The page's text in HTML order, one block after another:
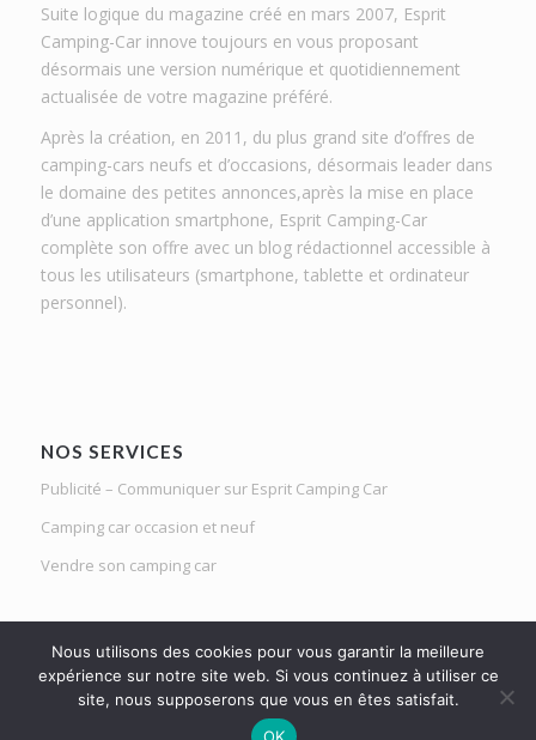
Suite logique du magazine créé en mars 2007, Esprit
Camping-Car innove toujours en vous proposant
désormais une version numérique et quotidiennement
actualisée de votre magazine préféré.
Après la création, en 2011, du plus grand site d’offres de
camping-cars neufs et d’occasions, désormais leader dans
le domaine des petites annonces,après la mise en place
d’une application smartphone, Esprit Camping-Car
complète son offre avec un blog rédactionnel accessible à
tous les utilisateurs (smartphone, tablette et ordinateur
personnel).
NOS SERVICES
Publicité – Communiquer sur Esprit Camping Car
Camping car occasion et neuf
Vendre son camping car
Le Mag d'Esprit Camping Car | Netlight solutions © 2020 | Tous droits
Nous utilisons des cookies pour vous garantir la meilleure
expérience sur notre site web. Si vous continuez à utiliser ce
site, nous supposerons que vous en êtes satisfait.
OK